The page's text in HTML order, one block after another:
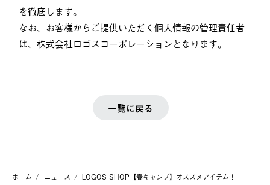
を徹底します。
なお、お客様からご提供いただく個人情報の管理責任者
は、株式会社ロゴスコーポレーションとなります。
一覧に戻る
ホーム ニュース LOGOS SHOP【春キャンプ】オススメアイテム！